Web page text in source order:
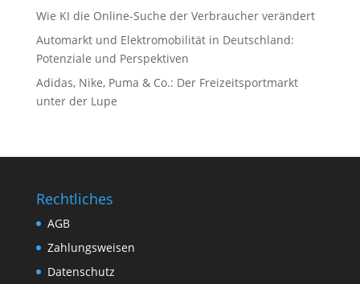
Wie KI die Online-Suche der Verbraucher verändert
Automarkt und Elektromobilität in Deutschland:
Potenziale und Perspektiven
Adidas, Nike, Puma & Co.: Der Freizeitsportmarkt
unter der Lupe
Rechtliches
AGB
Zahlungsweisen
Datenschutz